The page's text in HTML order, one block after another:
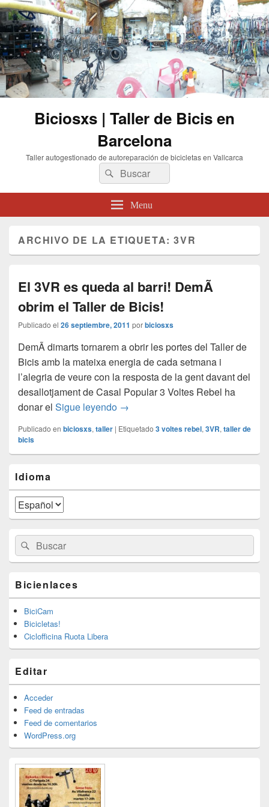
Biciosxs | Taller de Bicis en
Barcelona
Taller autogestionado de autoreparación de bicicletas en Vallcarca
Buscar
por:
Buscar
Menu
ARCHIVO DE LA ETIQUETA:3VR
El 3VR es queda al barri! DemÃ
obrim el Taller de Bicis!
Publicado el 26 septiembre, 2011 porbiciosxs
DemÃ dimarts tornarem a obrir les portes del Taller de
Bicis amb la mateixa energia de cada setmana i
l’alegria de veure con la resposta de la gent davant del
desallotjament de Casal Popular 3 Voltes Rebel ha
donar el Sigue leyendo El 3VR es queda al barri! DemÃ
→
Publicado en biciosxs, taller | Etiquetado 3 voltes rebel, 3VR, taller de
bicis
área
de
widget
barra
lateral
primaria
Idioma
Buscar
por:
Buscar
Bicienlaces
BiciCam
Bicicletas!
Ciclofficina Ruota Libera
Editar
Acceder
Feed de entradas
Feed de comentarios
WordPress.org